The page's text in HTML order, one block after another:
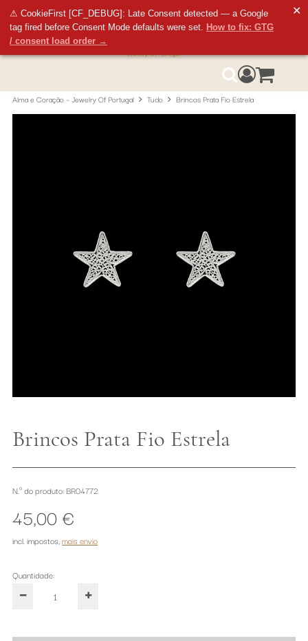
⚠ CookieFirst [CF_DEBUG]: Late Consent detected — a Google
tag fired before Consent Mode defaults were set. How to fix: GTG
/ consent load order →
✕
Portes grátis superior 150€
Pesquisa
Aceda ao
Alma e Coração – Jewelry Of Portugal Tudo Brincos Prata Fio Estrela
Brincos Prata Fio Estrela
N.º do produto: BR04772
45,00 €
incl. impostos ,mais envio
Quantidade: